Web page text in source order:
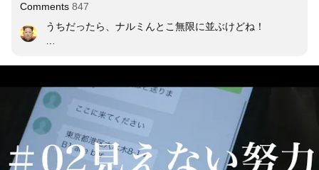
Comments 847
うちだったら、ナルミんとこ無限に並ぶけどね！
だろ？みんなあああああ!!!!!!